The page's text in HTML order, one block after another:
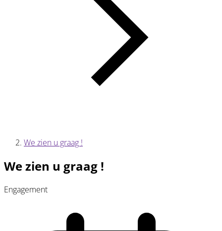
We zien u graag !
We zien u graag !
Engagement